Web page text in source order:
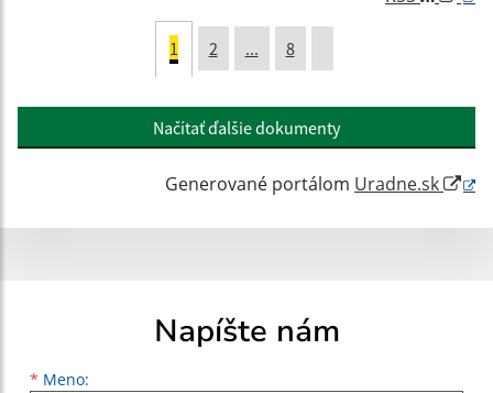
1 2 ... 8
Načítať ďalšie dokumenty
Generované portálom Uradne.sk
Napíšte nám
* Meno:
Meno
Priezvisko
E-mailová adresa